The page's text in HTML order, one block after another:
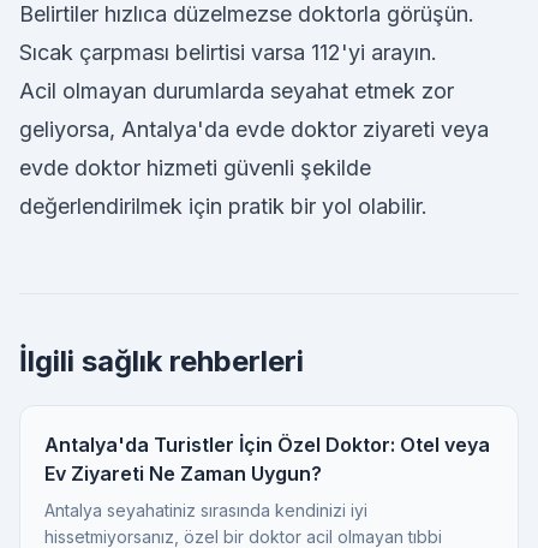
Belirtiler hızlıca düzelmezse doktorla görüşün.
Sıcak çarpması belirtisi varsa 112'yi arayın.
Acil olmayan durumlarda seyahat etmek zor
geliyorsa, Antalya'da evde doktor ziyareti veya
evde doktor hizmeti güvenli şekilde
değerlendirilmek için pratik bir yol olabilir.
İlgili sağlık rehberleri
Antalya'da Turistler İçin Özel Doktor: Otel veya
Ev Ziyareti Ne Zaman Uygun?
Antalya seyahatiniz sırasında kendinizi iyi
hissetmiyorsanız, özel bir doktor acil olmayan tıbbi